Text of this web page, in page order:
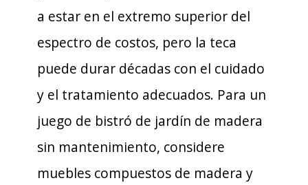
a estar en el extremo superior del
espectro de costos, pero la teca
puede durar décadas con el cuidado
y el tratamiento adecuados. Para un
juego de bistró de jardín de madera
sin mantenimiento, considere
muebles compuestos de madera y